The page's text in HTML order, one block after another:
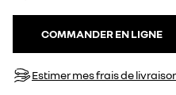
COMMANDER EN LIGNE
Estimer mes frais de